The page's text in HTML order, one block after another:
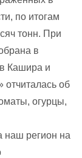
по итогам
тонн. При
в
Кашира и
отчиталась об
огурцы,
наш регион на